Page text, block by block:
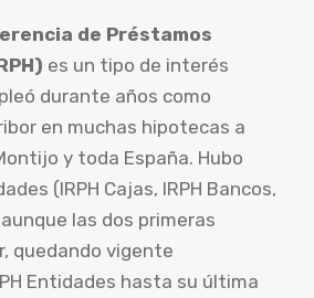
de Préstamos
es un tipo de interés
durante años como
en muchas hipotecas a
y toda España. Hubo
(IRPH Cajas, IRPH Bancos,
las dos primeras
quedando vigente
Entidades hasta su última